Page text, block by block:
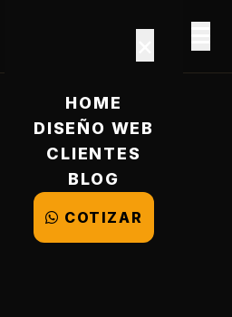
HOME
DISEÑO WEB
CLIENTES
BLOG
COTIZAR